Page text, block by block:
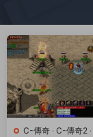
C-傳奇 · C-傳奇2 ·